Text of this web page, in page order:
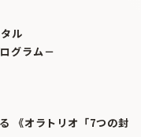
ル
グラム－
《オラトリオ「7つの封